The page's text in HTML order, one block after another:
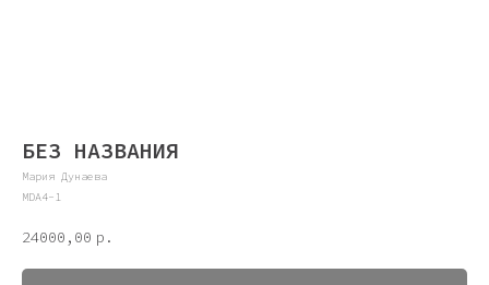
БЕЗ НАЗВАНИЯ
Мария Дунаева
MDA4-1
24000,00 р.